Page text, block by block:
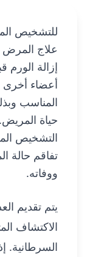
للتشخيص
علاج المرض
إزالة
أعضاء أخرى
المناسب
حياة
التشخيص
تفاقم حالة
ووفاته.
يتم تقديم
الاكتشاف